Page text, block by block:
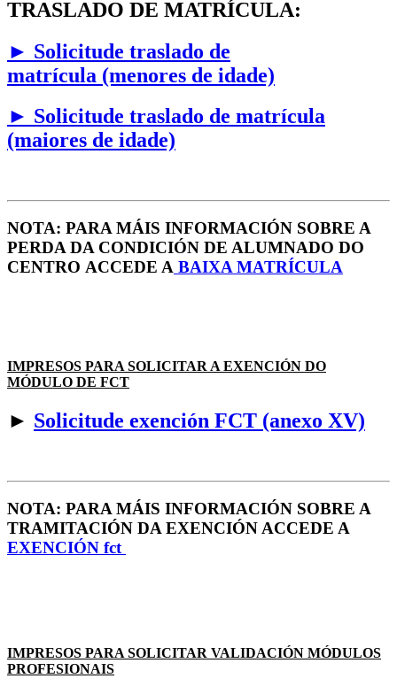
TRASLADO DE MATRÍCULA:
► Solicitude traslado de
matrícula (menores de idade)
► Solicitude traslado de matrícula
(maiores de idade)
NOTA: PARA MÁIS INFORMACIÓN SOBRE A
PERDA DA CONDICIÓN DE ALUMNADO DO
CENTRO ACCEDE A BAIXA MATRÍCULA
IMPRESOS PARA SOLICITAR A EXENCIÓN DO
MÓDULO DE FCT
► Solicitude exención FCT (anexo XV)
NOTA: PARA MÁIS INFORMACIÓN SOBRE A
TRAMITACIÓN DA EXENCIÓN ACCEDE A
EXENCIÓN fct
IMPRESOS PARA SOLICITAR VALIDACIÓN MÓDULOS
PROFESIONAIS